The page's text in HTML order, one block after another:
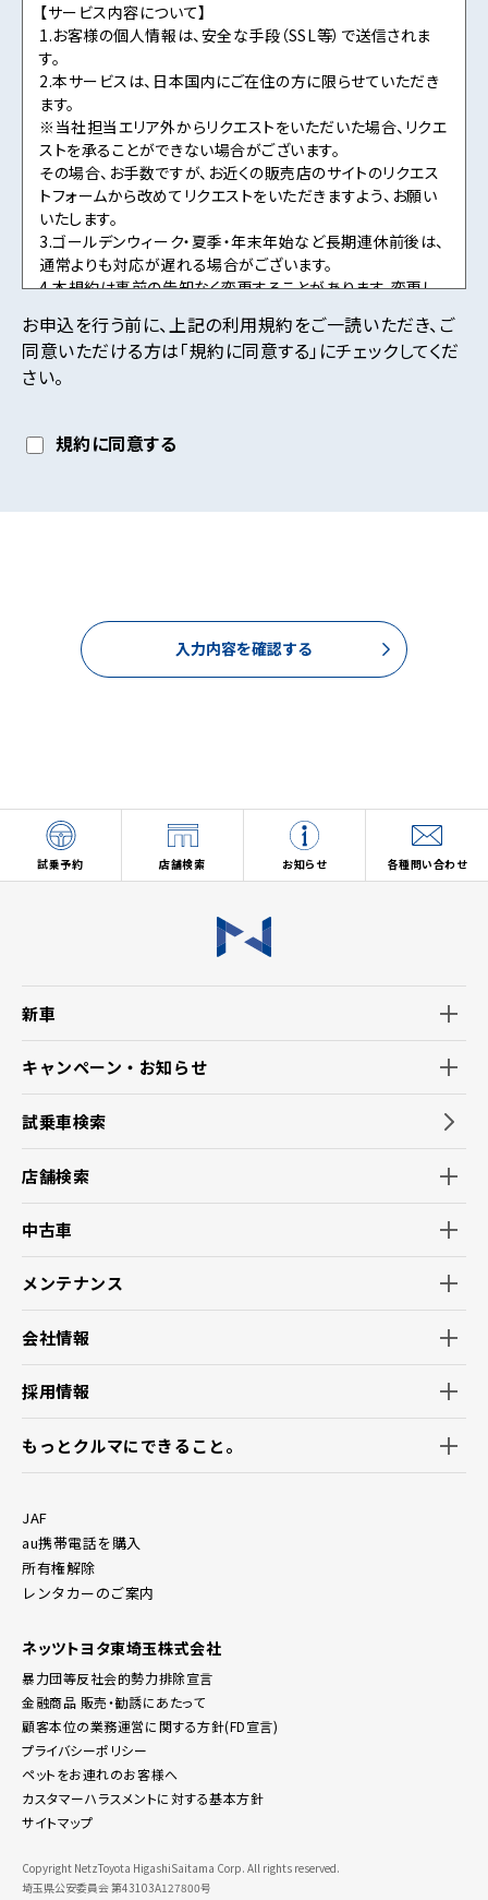
【サービス内容について】
1.お客様の個人情報は、安全な手段（SSL等）で送信されま
す。
2.本サービスは、日本国内にご在住の方に限らせていただき
ます。
※当社担当エリア外からリクエストをいただいた場合、リクエ
ストを承ることができない場合がございます。
その場合、お手数ですが、お近くの販売店のサイトのリクエス
トフォームから改めてリクエストをいただきますよう、お願い
いたします。
3.ゴールデンウィーク・夏季・年末年始など長期連休前後は、
通常よりも対応が遅れる場合がございます。
4.本規約は事前の告知なく変更することがあります。変更し
【個人情報の取扱について】
1.当社ホームページ上に掲示する「プライバシー・ポリシー」
りご入力いただいた氏名、住所、電話番号、メールアドレスを
(1)お申し込みいただいたリクエストに対応するにあたり必要
や提案または各種イベント・キャンペーン等についてご案内す
るため。（お客様の個人情報を分析した上で、お客様のライフ
ステージ、ご趣味や嗜好に応じたご案内・ご提案をすることを
調査を含みます。）
(5)お客様からの商品・サービス等に関するお問い合わせ・ご
要望に対し適切に対応するため。
(6)店舗の新設・移転、担当者の異動や変更等についてご案内
3.当社ホームページ上に掲示する「プライバシー・ポリシー」
個人情報の利用を停止することが出来ます。
※利用停止した場合でも、商品・サービスの不具合などお客
様保護の観点で必要なご連絡をさせていただく場合がありま
す。
【推奨環境について】
いたします。推奨以外の環境によって発生した情報の不備や
それに伴う連絡の不徹底については責任を負いかねますの
で、あらかじめご了承ください。
削除させていただく場合がございます。
※推奨環境についてはトヨタメーカーサイト「サイト利用につ
お申込を行う前に、上記の利用規約をご一読いただき、ご
同意いただける方は「規約に同意する」にチェックしてくだ
さい。
規約に同意する
入力内容を確認する
試乗予約 店舗検索 お知らせ 各種問い合わせ
新車
キャンペーン・お知らせ
試乗車検索
店舗検索
中古車
メンテナンス
会社情報
採用情報
もっとクルマにできること。
JAF
au携帯電話を購入
所有権解除
レンタカーのご案内
ネッツトヨタ東埼玉株式会社
暴力団等反社会的勢力排除宣言
金融商品 販売・勧誘にあたって
顧客本位の業務運営に関する方針(FD宣言)
プライバシーポリシー
ペットをお連れのお客様へ
カスタマーハラスメントに対する基本方針
サイトマップ
Copyright NetzToyota HigashiSaitama Corp. All rights reserved.
埼玉県公安委員会 第43103A127800号